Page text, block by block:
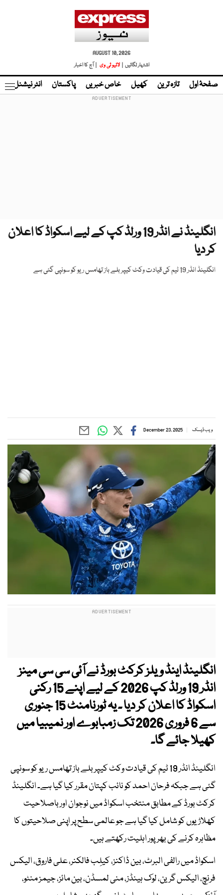
AUGUST 10, 2026
اشتہار لگائیں |
لائیو ٹی وی | آج کا اخبار
صفحۂ اول تازہ ترین کھیل خاص خبریں پاکستان انٹر نیشنل
انگلینڈ نے انڈر 19 ورلڈ کپ کے لیے اسکواڈ کا اعلان
کر دیا
انگلینڈ انڈر 19 ٹیم کی قیادت وکٹ کیپر بلے باز تھامس ریو کو سونپی گئی ہے
ویب ڈیسک December 23, 2025
انگلینڈ اینڈ ویلز کرکٹ بورڈ نے آئی سی سی مینز
انڈر 19 ورلڈ کپ 2026 کے لیے اپنے 15 رکنی
اسکواڈ کا اعلان کر دیا ۔ یہ ٹورنامنٹ 15 جنوری
سے 6 فروری 2026 تک زمبابوے اور نمیبیا میں
کھیلا جائے گا۔
انگلینڈ انڈر 19 ٹیم کی قیادت وکٹ کیپر بلے باز تھامس ریو کو سونپی
گئی ہے جبکہ فرحان احمد کو نائب کپتان مقرر کیا گیا ہے۔ انگلینڈ
کرکٹ بورڈ کے مطابق منتخب اسکواڈ میں نوجوان اور باصلاحیت
کھلاڑیوں کو شامل کیا گیا ہے جو عالمی سطح پر اپنی صلاحیتوں کا
مظاہرہ کرنے کی بھرپور اہلیت رکھتے ہیں۔
اسکواڈ میں رالفی البرٹ، بین ڈاکنز، کیلِب فالکنر، علی فاروق، الیکس
فرنچ، الیکس گرین، لوک ہینڈز، منی لمسڈن، بین مائز، جیمز منٹو،